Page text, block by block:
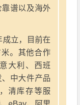
谱以及海外
立，目前在
。其他合作
大利、西班
中大件产品
清库存等服